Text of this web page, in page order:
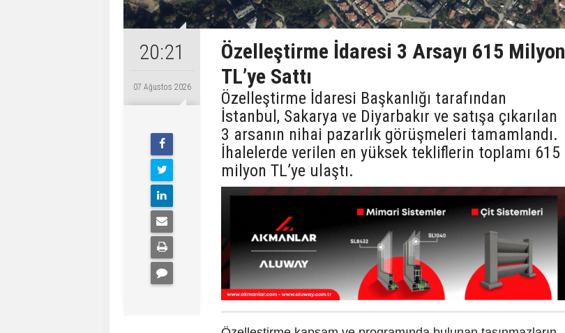
20:21
07 Ağustos 2026
Özelleştirme İdaresi 3 Arsayı 615 Milyon
TL’ye Sattı
Özelleştirme İdaresi Başkanlığı tarafından
İstanbul, Sakarya ve Diyarbakır ve satışa çıkarılan
3 arsanın nihai pazarlık görüşmeleri tamamlandı.
İhalelerde verilen en yüksek tekliflerin toplamı 615
milyon TL’ye ulaştı.